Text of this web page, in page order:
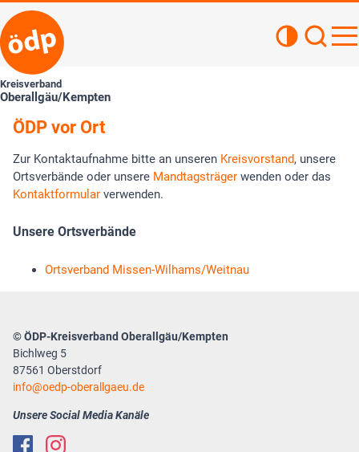
Kreisverband
Oberallgäu/Kempten
ÖDP vor Ort
Zur Kontaktaufnahme bitte an unseren Kreisvorstand, unsere
Ortsverbände oder unsere Mandtagsträger wenden oder das
Kontaktformular verwenden.
Unsere Ortsverbände
Ortsverband Missen-Wilhams/Weitnau
© ÖDP-Kreisverband Oberallgäu/Kempten
Bichlweg 5
87561 Oberstdorf
info
oedp-oberallgaeu.de
Unsere Social Media Kanäle